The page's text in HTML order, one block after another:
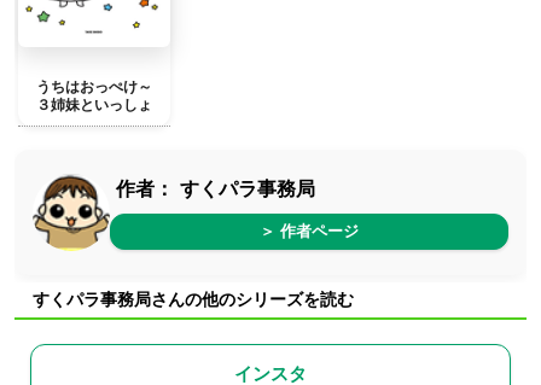
うちはおっぺけ～
３姉妹といっしょ
作者： すくパラ事務局
＞ 作者ページ
すくパラ事務局さんの他のシリーズを読む
インスタ